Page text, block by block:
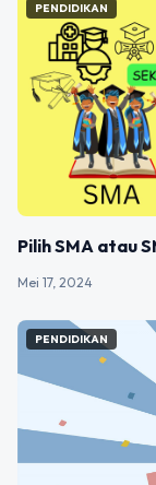
PENDIDIKAN
Pilih SMA atau
Mei 17, 2024
PENDIDIKAN